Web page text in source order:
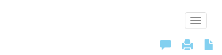
Mostrar
menú